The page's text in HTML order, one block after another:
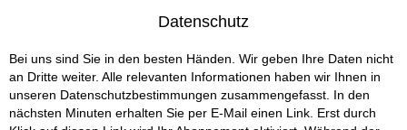
Datenschutz
Bei uns sind Sie in den besten Händen. Wir geben Ihre Daten nicht
an Dritte weiter. Alle relevanten Informationen haben wir Ihnen in
unseren Datenschutzbestimmungen zusammengefasst. In den
nächsten Minuten erhalten Sie per E-Mail einen Link. Erst durch